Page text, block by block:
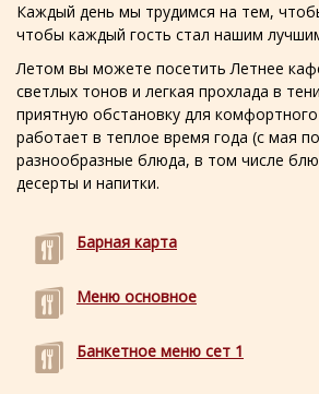
Каждый день мы трудимся на тем,
чтобы каждый гость стал нашим
Летом вы можете посетить Летнее
светлых тонов и легкая прохлада в
приятную обстановку для
работает в теплое время года (с мая
разнообразные блюда, в том числе
десерты и напитки.
Барная карта
Меню основное
Банкетное меню сет 1